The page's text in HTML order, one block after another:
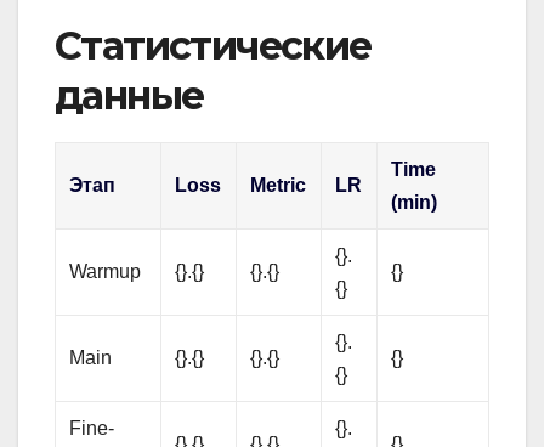
Статистические
данные
Этап Loss Metric LR
Time
(min)
Warmup {}.{} {}.{}
{}.
{}
{}
Main {}.{} {}.{}
{}.
{}
{}
Fine- {}.